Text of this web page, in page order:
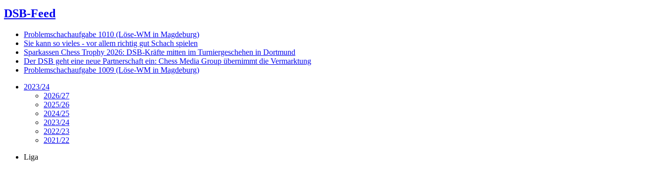
DSB-Feed
Problemschachaufgabe 1010 (Löse-WM in Magdeburg)
Sie kann so vieles - vor allem richtig gut Schach spielen
Sparkassen Chess Trophy 2026: DSB-Kräfte mitten im Turniergeschehen in Dortmund
Der DSB geht eine neue Partnerschaft ein: Chess Media Group übernimmt die Vermarktung
Problemschachaufgabe 1009 (Löse-WM in Magdeburg)
2023/24
2026/27
2025/26
2024/25
2023/24
2022/23
2021/22
Liga